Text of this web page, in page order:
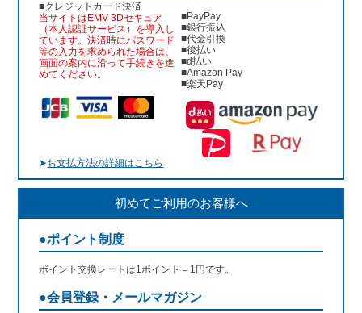
■クレジットカード決済
当サイトはEMV 3Dセキュア
（本人認証サービス）を導入し
ています。決済時にパスワード
等の入力を求められた場合は、
画面の案内に沿って手続きを進
めてください。
■PayPay
■銀行振込
■代金引換
■後払い
■d払い
■Amazon Pay
■楽天Pay
➤お支払方法の詳細はこちら
初めてご利用のお客様へ
●ポイント制度
ポイント交換レートは1ポイント＝1円です。
●会員登録・メールマガジン